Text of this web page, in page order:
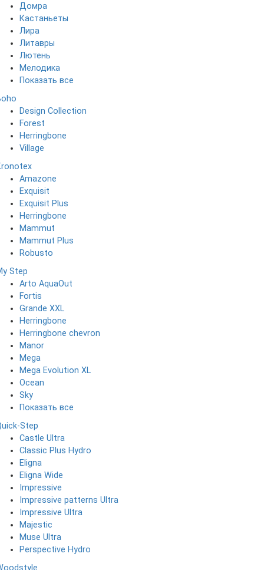
Домра
Кастаньеты
Лира
Литавры
Лютень
Мелодика
Показать все
Design Collection
Forest
Herringbone
Village
Amazone
Exquisit
Exquisit Plus
Herringbone
Mammut
Mammut Plus
Robusto
Step
Arto AquaOut
Fortis
Grande XXL
Herringbone
Herringbone chevron
Manor
Mega
Mega Evolution XL
Ocean
Sky
Показать все
Step
Castle Ultra
Classic Plus Hydro
Eligna
Eligna Wide
Impressive
Impressive patterns Ultra
Impressive Ultra
Majestic
Muse Ultra
Perspective Hydro